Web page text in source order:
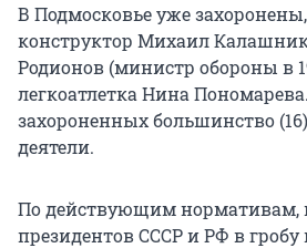
В Подмосковье уже
конструктор Михаил
Родионов (министр обороны в
легкоатлетка Нина
захороненных большинство
деятели.
По действующим нормативам,
президентов СССР и РФ в